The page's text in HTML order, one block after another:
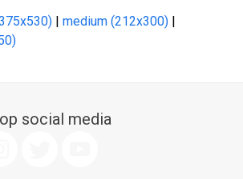
|medium (212x300) |
social media